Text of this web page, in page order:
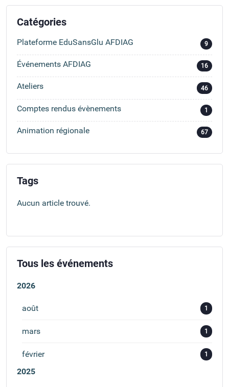
Catégories
Plateforme EduSansGlu AFDIAG 9
Événements AFDIAG 16
Ateliers 46
Comptes rendus évènements 1
Animation régionale 67
Tags
Aucun article trouvé.
Tous les événements
2026
août 1
mars 1
février 1
2025